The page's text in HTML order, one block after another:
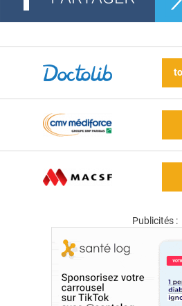
Publicités :